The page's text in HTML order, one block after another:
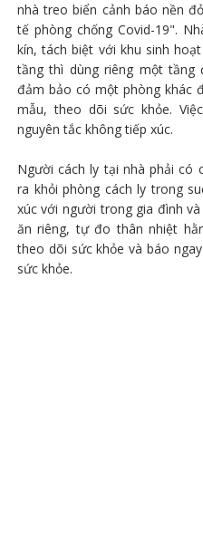
nhà treo biển cảnh báo nền
tế phòng chống Covid-19".
kín, tách biệt với khu sinh
tầng thì dùng riêng một tầng
đảm bảo có một phòng khác
mẫu, theo dõi sức khỏe.
nguyên tắc không tiếp xúc.
Người cách ly tại nhà phải có
ra khỏi phòng cách ly trong
xúc với người trong gia đình
ăn riêng, tự đo thân nhiệt
theo dõi sức khỏe và báo
sức khỏe.